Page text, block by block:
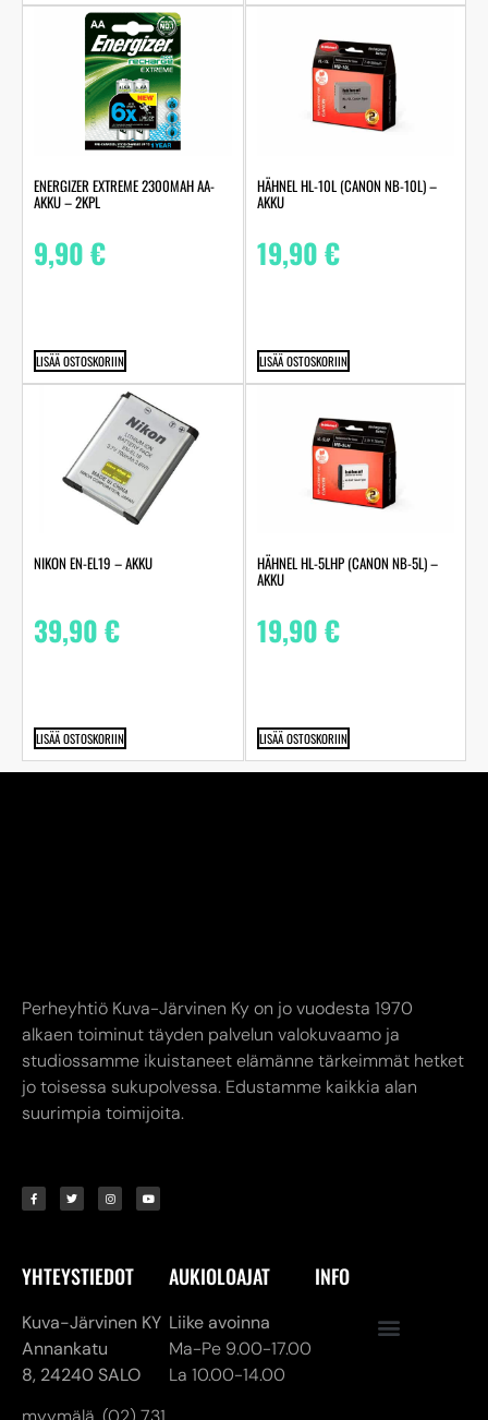
ENERGIZER EXTREME 2300MAH AA-
AKKU – 2KPL
9,90€
LISÄÄ OSTOSKORIIN
HÄHNEL HL-10L (CANON NB-10L) –
AKKU
19,90€
LISÄÄ OSTOSKORIIN
NIKON EN-EL19 – AKKU
39,90€
LISÄÄ OSTOSKORIIN
HÄHNEL HL-5LHP (CANON NB-5L) –
AKKU
19,90€
LISÄÄ OSTOSKORIIN
Perheyhtiö Kuva-Järvinen Ky on jo vuodesta 1970
alkaen toiminut täyden palvelun valokuvaamo ja
studiossamme ikuistaneet elämänne tärkeimmät hetket
jo toisessa sukupolvessa. Edustamme kaikkia alan
suurimpia toimijoita.
YHTEYSTIEDOT
Kuva-Järvinen KY
Annankatu
8, 24240 SALO
AUKIOLOAJAT
Liike avoinna
Ma-Pe 9.00-17.00
La 10.00-14.00
INFO